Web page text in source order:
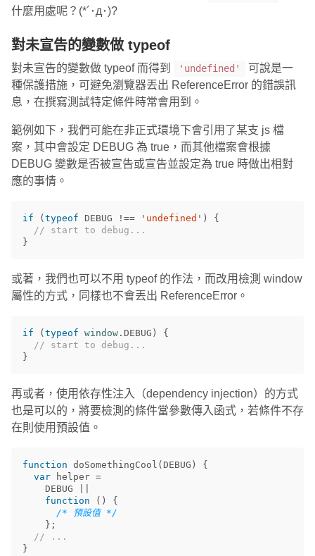
什麼用處呢？(*´･д･)?
對未宣告的變數做 typeof
對未宣告的變數做 typeof 而得到 'undefined'
可說是一
種保護措施，可避免瀏覽器丟出 ReferenceError 的錯誤訊
息，在撰寫測試特定條件時常會用到。
範例如下，我們可能在非正式環境下會引用了某支 js 檔
案，其中會設定 DEBUG 為 true，而其他檔案會根據
DEBUG 變數是否被宣告或宣告並設定為 true 時做出相對
應的事情。
if ( typeof DEBUG !== ' undefined ' )
{
// start to debug...
}
或著，我們也可以不用 typeof 的作法，而改用檢測 window
屬性的方式，同樣也不會丟出 ReferenceError。
if ( typeof window . DEBUG )
{
// start to debug...
}
再或者，使用依存性注入（dependency injection）的方式
也是可以的，將要檢測的條件當參數傳入函式，若條件不存
在則使用預設值。
function doSomethingCool ( DEBUG )
{
var
helper =
DEBUG
function
()
{
/* 預設值 */
};
// ...
}